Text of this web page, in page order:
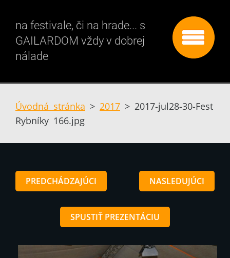
na festivale, či na hrade... s
GAILARDOM vždy v dobrej
nálade
Úvodná stránka > 2017 > 2017-jul28-30-Fest
Rybníky 166.jpg
PREDCHÁDZAJÚCI NASLEDUJÚCI
SPUSTIŤ PREZENTÁCIU